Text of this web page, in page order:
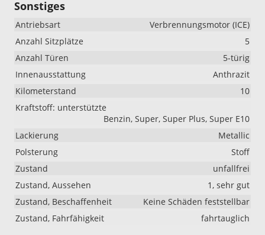
Sonstiges
Antriebsart
Verbrennungsmotor (ICE)
Anzahl Sitzplätze
5
Anzahl Türen
5-türig
Innenausstattung
Anthrazit
Kilometerstand
10
Kraftstoff: unterstützte
Benzin, Super, Super Plus, Super E10
Lackierung
Metallic
Polsterung
Stoff
Zustand
unfallfrei
Zustand, Aussehen
1, sehr gut
Zustand, Beschaffenheit
Keine Schäden feststellbar
Zustand, Fahrfähigkeit
fahrtauglich